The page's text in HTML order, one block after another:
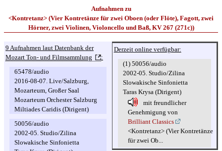
Aufnahmen zu
<Kontretanz> (Vier Kontretänze für zwei Oboen (oder Flöte), Fagott, zwei
Hörner, zwei Violinen, Violoncello und Baß, KV 267 (271c))
9 Aufnahmen laut Datenbank der
Mozart Ton- und Filmsammlung
:
65478/audio
2016-08-07. Live/Salzburg,
Mozarteum, Großer Saal
Mozarteum Orchester Salzburg
Miltiades Caridis (Dirigent)
50056/audio
2002-05. Studio/Zilina
Slowakische Sinfonietta
Derzeit online verfügbar:
(1) 50056/audio
2002-05. Studio/Zilina
Slowakische Sinfonietta
Taras Krysa (Dirigent)
mit freundlicher
Genehmigung von
Brilliant Classics
<Kontretanz> (Vier Kontretänze
für zwei Ob...